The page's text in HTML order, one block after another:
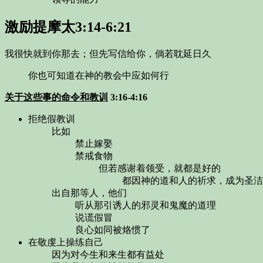
激励提摩太3:14-6:21
我很快就到你那去；但先写信给你，倘若耽延日久
你也可知道在神的教会中应如何行
关于这些事的命令和教训 3:16-4:16
拒绝假教训
比如
禁止嫁娶
禁戒食物
但若感谢着领受，就都是好的
都因神的道和人的祈求，成为圣
出自那等人，他们
听从那引诱人的邪灵和鬼魔的道理
说谎假冒
良心如同被烙惯了
在敬虔上操练自己
因为对今生和来生都有益处